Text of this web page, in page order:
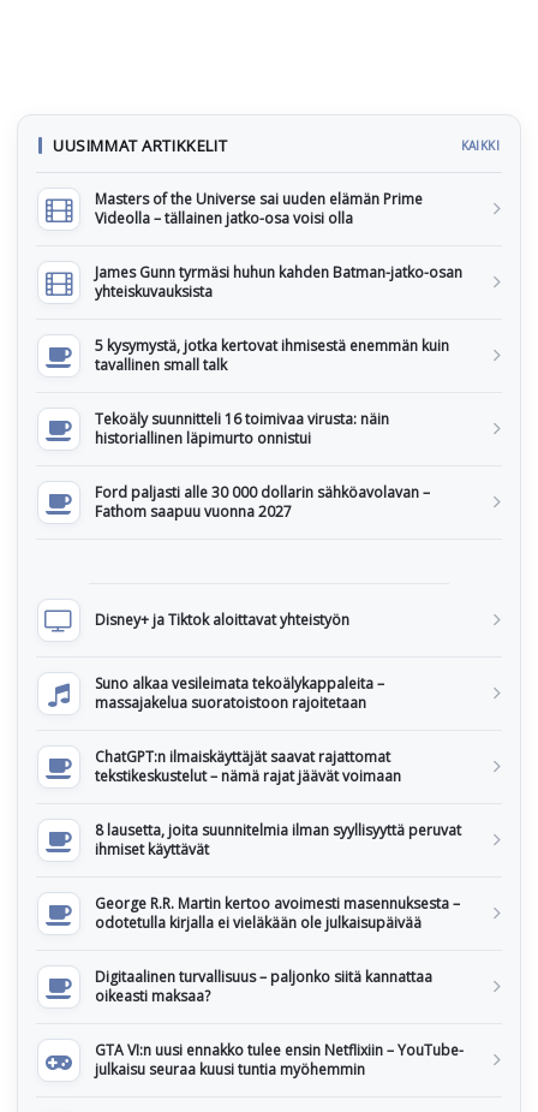
UUSIMMAT ARTIKKELIT KAIKKI
Masters of the Universe sai uuden elämän Prime
Videolla – tällainen jatko-osa voisi olla
James Gunn tyrmäsi huhun kahden Batman-jatko-osan
yhteiskuvauksista
5 kysymystä, jotka kertovat ihmisestä enemmän kuin
tavallinen small talk
Tekoäly suunnitteli 16 toimivaa virusta: näin
historiallinen läpimurto onnistui
Ford paljasti alle 30 000 dollarin sähköavolavan –
Fathom saapuu vuonna 2027
Disney+ ja Tiktok aloittavat yhteistyön
Suno alkaa vesileimata tekoälykappaleita –
massajakelua suoratoistoon rajoitetaan
ChatGPT:n ilmaiskäyttäjät saavat rajattomat
tekstikeskustelut – nämä rajat jäävät voimaan
8 lausetta, joita suunnitelmia ilman syyllisyyttä peruvat
ihmiset käyttävät
George R.R. Martin kertoo avoimesti masennuksesta –
odotetulla kirjalla ei vieläkään ole julkaisupäivää
Digitaalinen turvallisuus – paljonko siitä kannattaa
oikeasti maksaa?
GTA VI:n uusi ennakko tulee ensin Netflixiin – YouTube-
julkaisu seuraa kuusi tuntia myöhemmin